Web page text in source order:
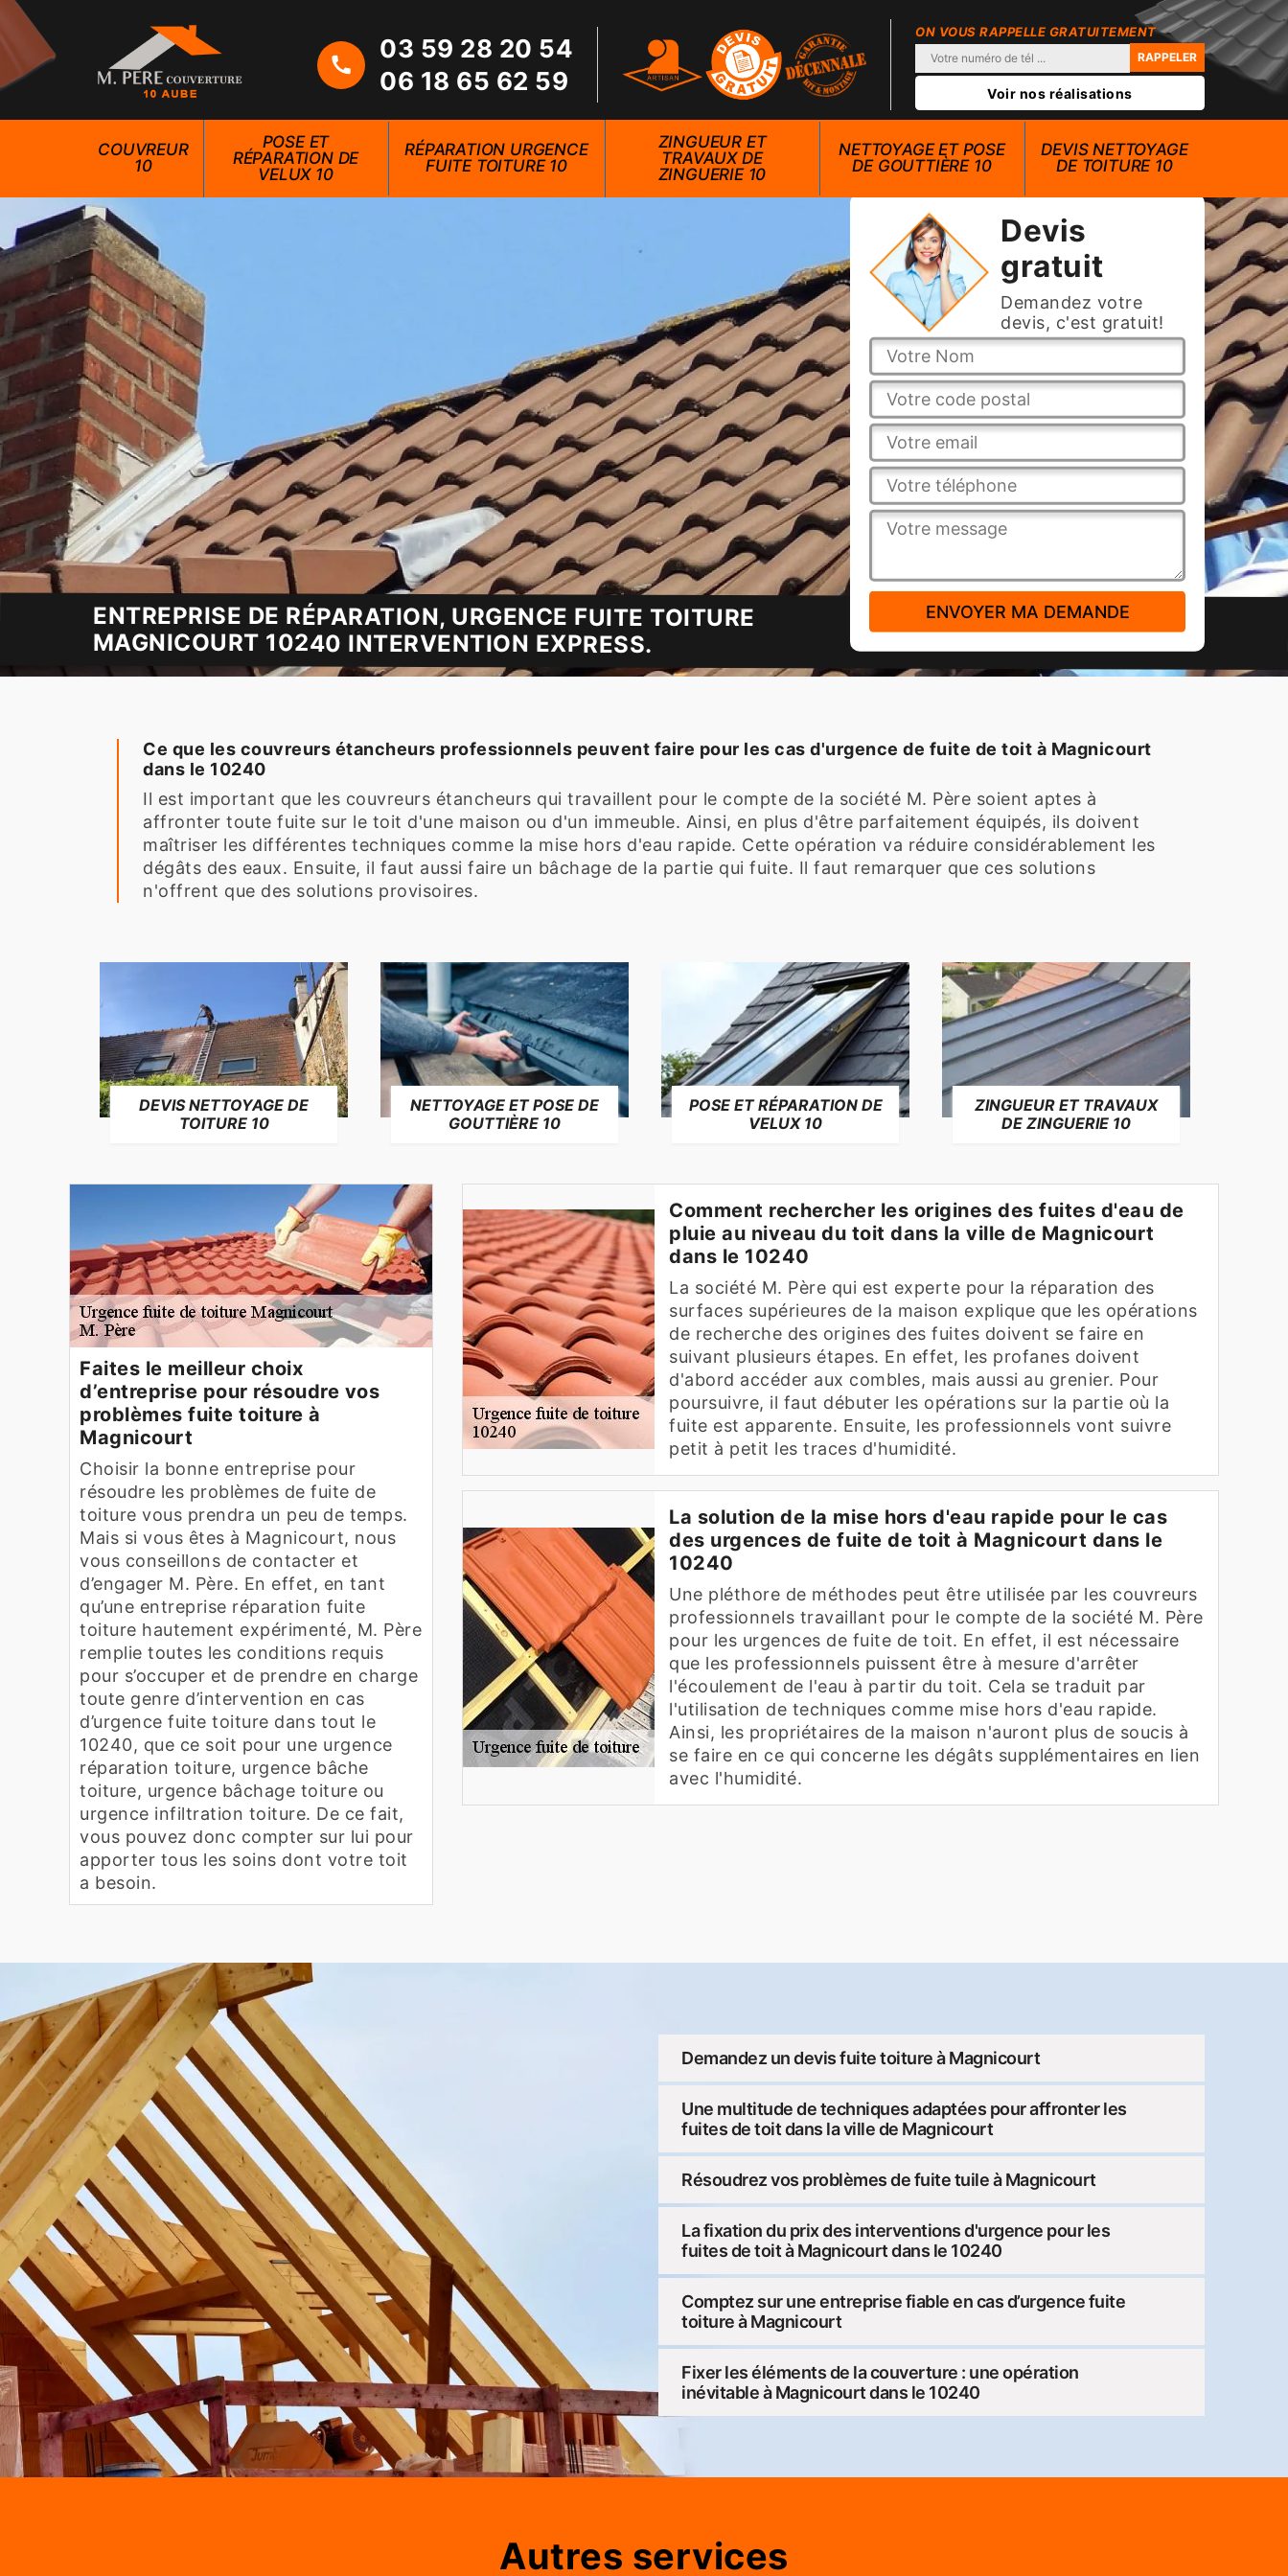
03 59 28 20 54
06 18 65 62 59
ON VOUS RAPPELLE GRATUITEMENT
Voir nos réalisations
COUVREUR
10
POSE ET
RÉPARATION DE
VELUX 10
RÉPARATION URGENCE
FUITE TOITURE 10
ZINGUEUR ET
TRAVAUX DE
ZINGUERIE 10
NETTOYAGE ET POSE
DE GOUTTIÈRE 10
DEVIS NETTOYAGE
DE TOITURE 10
Devis
gratuit
Demandez votre
devis, c'est gratuit!
ENTREPRISE DE RÉPARATION, URGENCE FUITE TOITURE
MAGNICOURT 10240 INTERVENTION EXPRESS.
Ce que les couvreurs étancheurs professionnels peuvent faire pour les cas d'urgence de fuite de toit à Magnicourt
dans le 10240
Il est important que les couvreurs étancheurs qui travaillent pour le compte de la société M. Père soient aptes à
affronter toute fuite sur le toit d'une maison ou d'un immeuble. Ainsi, en plus d'être parfaitement équipés, ils doivent
maîtriser les différentes techniques comme la mise hors d'eau rapide. Cette opération va réduire considérablement les
dégâts des eaux. Ensuite, il faut aussi faire un bâchage de la partie qui fuite. Il faut remarquer que ces solutions
n'offrent que des solutions provisoires.
DEVIS NETTOYAGE DE
TOITURE 10
NETTOYAGE ET POSE DE
GOUTTIÈRE 10
POSE ET RÉPARATION DE
VELUX 10
ZINGUEUR ET TRAVAUX
DE ZINGUERIE 10
Faites le meilleur choix
d’entreprise pour résoudre vos
problèmes fuite toiture à
Magnicourt
Choisir la bonne entreprise pour
résoudre les problèmes de fuite de
toiture vous prendra un peu de temps.
Mais si vous êtes à Magnicourt, nous
vous conseillons de contacter et
d’engager M. Père. En effet, en tant
qu’une entreprise réparation fuite
toiture hautement expérimenté, M. Père
remplie toutes les conditions requis
pour s’occuper et de prendre en charge
toute genre d’intervention en cas
d’urgence fuite toiture dans tout le
10240, que ce soit pour une urgence
réparation toiture, urgence bâche
toiture, urgence bâchage toiture ou
urgence infiltration toiture. De ce fait,
vous pouvez donc compter sur lui pour
apporter tous les soins dont votre toit
a besoin.
Comment rechercher les origines des fuites d'eau de
pluie au niveau du toit dans la ville de Magnicourt
dans le 10240
La société M. Père qui est experte pour la réparation des
surfaces supérieures de la maison explique que les opérations
de recherche des origines des fuites doivent se faire en
suivant plusieurs étapes. En effet, les profanes doivent
d'abord accéder aux combles, mais aussi au grenier. Pour
poursuivre, il faut débuter les opérations sur la partie où la
fuite est apparente. Ensuite, les professionnels vont suivre
petit à petit les traces d'humidité.
La solution de la mise hors d'eau rapide pour le cas
des urgences de fuite de toit à Magnicourt dans le
10240
Une pléthore de méthodes peut être utilisée par les couvreurs
professionnels travaillant pour le compte de la société M. Père
pour les urgences de fuite de toit. En effet, il est nécessaire
que les professionnels puissent être à mesure d'arrêter
l'écoulement de l'eau à partir du toit. Cela se traduit par
l'utilisation de techniques comme mise hors d'eau rapide.
Ainsi, les propriétaires de la maison n'auront plus de soucis à
se faire en ce qui concerne les dégâts supplémentaires en lien
avec l'humidité.
Demandez un devis fuite toiture à Magnicourt
Une multitude de techniques adaptées pour affronter les
fuites de toit dans la ville de Magnicourt
Résoudrez vos problèmes de fuite tuile à Magnicourt
La fixation du prix des interventions d'urgence pour les
fuites de toit à Magnicourt dans le 10240
Comptez sur une entreprise fiable en cas d’urgence fuite
toiture à Magnicourt
Fixer les éléments de la couverture : une opération
inévitable à Magnicourt dans le 10240
Autres services